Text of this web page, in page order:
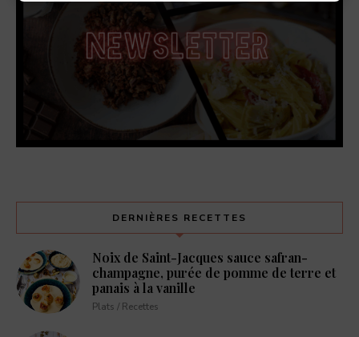
DERNIÈRES RECETTES
Noix de Saint-Jacques sauce safran-
champagne, purée de pomme de terre et
panais à la vanille
Plats / Recettes